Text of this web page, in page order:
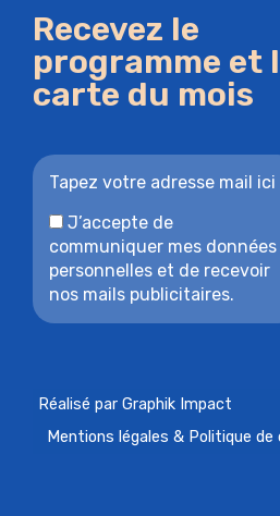
Recevez le
programme et
carte du mois
J’accepte de
communiquer mes données
personnelles et de recevoir
nos mails publicitaires.
Réalisé par Graphik Impact
Mentions légales & Politique